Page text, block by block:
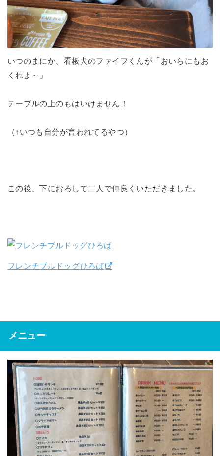
いつのまにか、看板犬のファイフくんが「おいらにもお
くれよ～」
テーブルの上のもはいけません！
（↑いつも自分が言われてるやつ）
この後、下におろして二人で仲良くいただきました。
フレンチブルドッグひろば
メニュー